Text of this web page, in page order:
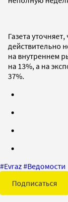
Газета
действительно
на внутреннем
на 13%, а на
37%.
#Evraz#Ведомости
Подписаться